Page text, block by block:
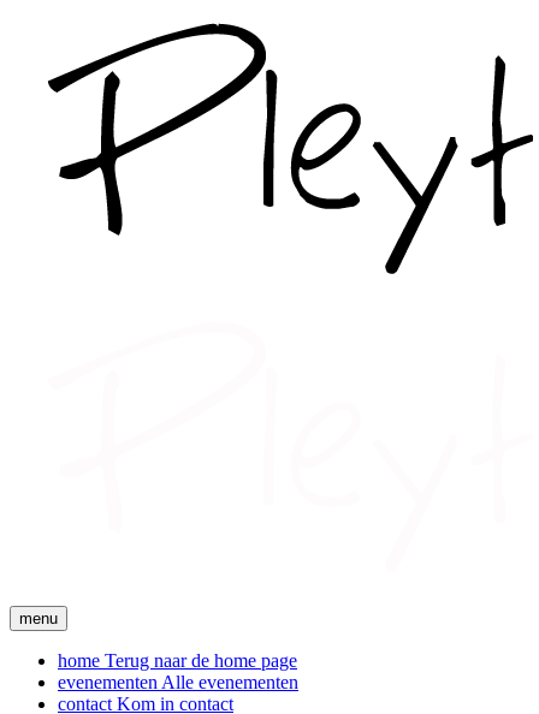
menu
home Terug naar de home page
evenementen Alle evenementen
contact Kom in contact